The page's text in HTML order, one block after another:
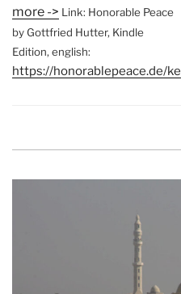
more -> Link: Honorable Peace
by Gottfried Hutter, Kindle
Edition, english:
https://honorablepeace.de/ke